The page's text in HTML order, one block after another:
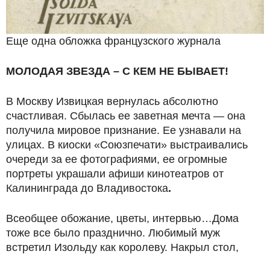
Еще одна обложка французского журнала
МОЛОДАЯ ЗВЕЗДА – С КЕМ НЕ БЫВАЕТ!
В Москву Извицкая вернулась абсолютно
счастливая. Сбылась ее заветная мечта — она
получила мировое признание. Ее узнавали на
улицах. В киоски «Союзпечати» выстраивались
очереди за ее фотографиями, ее огромные
портреты украшали афиши кинотеатров от
Калининграда до Владивостока.
Всеобщее обожание, цветы, интервью…Дома
тоже все было празднично. Любимый муж
встретил Изольду как королеву. Накрыл стол,